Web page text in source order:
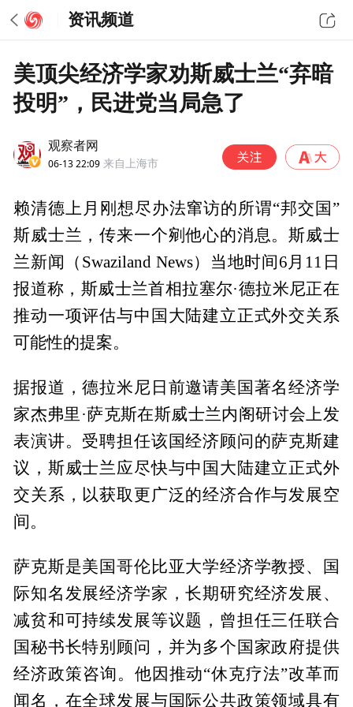
资讯频道
美顶尖经济学家劝斯威士兰“弃暗
投明”，民进党当局急了
观察者网
06-13 22:09 来自上海市
赖清德上月刚想尽办法窜访的所谓“邦交国”
斯威士兰，传来一个剜他心的消息。斯威士
兰新闻（Swaziland News）当地时间6月11日
报道称，斯威士兰首相拉塞尔·德拉米尼正在
推动一项评估与中国大陆建立正式外交关系
可能性的提案。
据报道，德拉米尼日前邀请美国著名经济学
家杰弗里·萨克斯在斯威士兰内阁研讨会上发
表演讲。受聘担任该国经济顾问的萨克斯建
议，斯威士兰应尽快与中国大陆建立正式外
交关系，以获取更广泛的经济合作与发展空
间。
萨克斯是美国哥伦比亚大学经济学教授、国
际知名发展经济学家，长期研究经济发展、
减贫和可持续发展等议题，曾担任三任联合
国秘书长特别顾问，并为多个国家政府提供
经济政策咨询。他因推动“休克疗法”改革而
闻名，在全球发展与国际公共政策领域具有